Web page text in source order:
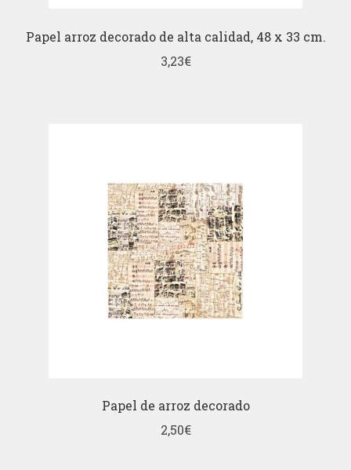
Papel arroz decorado de alta calidad, 48 x 33 cm.
3,23€
Papel de arroz decorado
2,50€